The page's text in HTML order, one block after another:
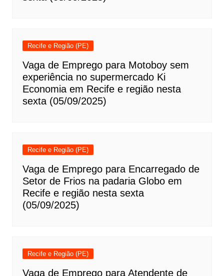
Recife e Região (PE)
Vaga de Emprego para Motoboy sem
experiência no supermercado Ki
Economia em Recife e região nesta
sexta (05/09/2025)
Recife e Região (PE)
Vaga de Emprego para Encarregado de
Setor de Frios na padaria Globo em
Recife e região nesta sexta
(05/09/2025)
Recife e Região (PE)
Vaga de Emprego para Atendente de